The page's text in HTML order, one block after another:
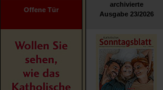
Offene Tür
archivierte
Ausgabe 23/2026